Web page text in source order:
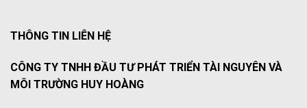
THÔNG TIN LIÊN HỆ
CÔNG TY TNHH ĐẦU TƯ PHÁT TRIỂN TÀI NGUYÊN VÀ
MÔI TRƯỜNG HUY HOÀNG